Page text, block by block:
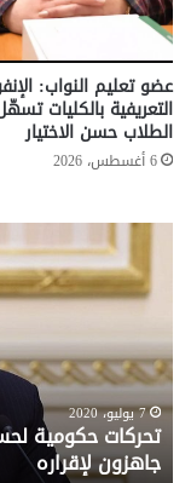
عضو تعليم النواب:
التعريفية بالكليات
الطلاب حسن الاختيار
6 أغسطس، 2026
تحركات
حكومية
لحسم
قانون
القديم..والبرلمان:
جاهزون
لإقراره
7 يوليو، 2020
تحركات حكومية
جاهزون لإقراره